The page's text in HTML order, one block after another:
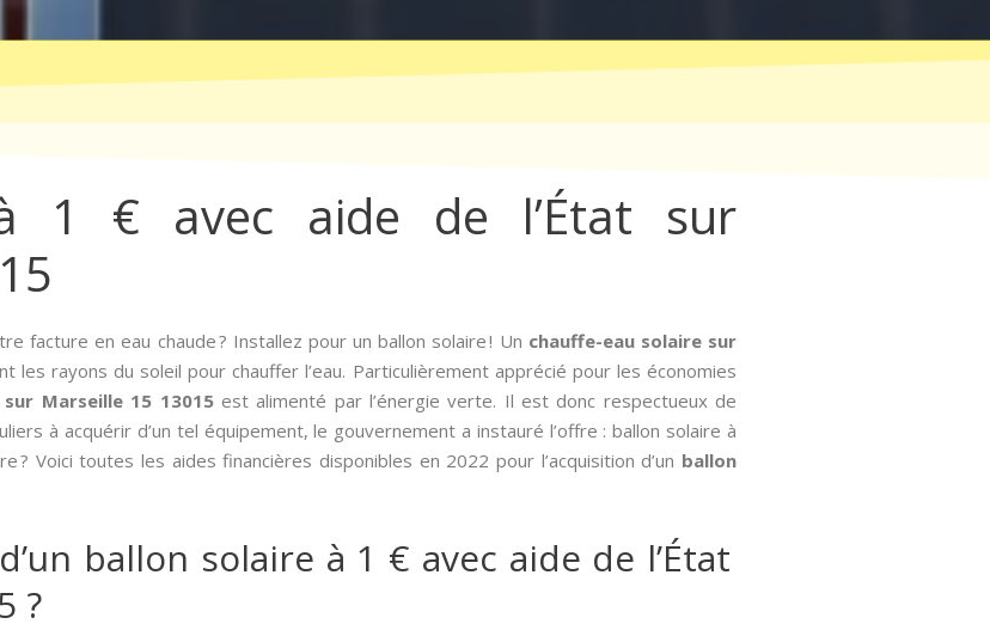
1 € avec aide de l’État sur
facture en eau chaude ? Installez pour un ballon solaire ! Un chauffe-eau solaire sur
les rayons du soleil pour chauffer l’eau. Particulièrement apprécié pour les économies
Marseille 15 13015 est alimenté par l’énergie verte. Il est donc respectueux de
à acquérir d’un tel équipement, le gouvernement a instauré l’offre : ballon solaire à
? Voici toutes les aides financières disponibles en 2022 pour l’acquisition d’un ballon
ballon solaire à 1 € avec aide de l’État
?